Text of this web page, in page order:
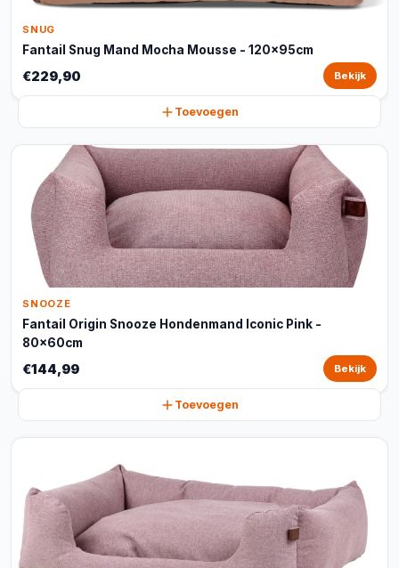
SNUG
Fantail Snug Mand Mocha Mousse - 120x95cm
€229,90 Bekijk
Toevoegen
SNOOZE
Fantail Origin Snooze Hondenmand Iconic Pink -
80x60cm
€144,99 Bekijk
Toevoegen